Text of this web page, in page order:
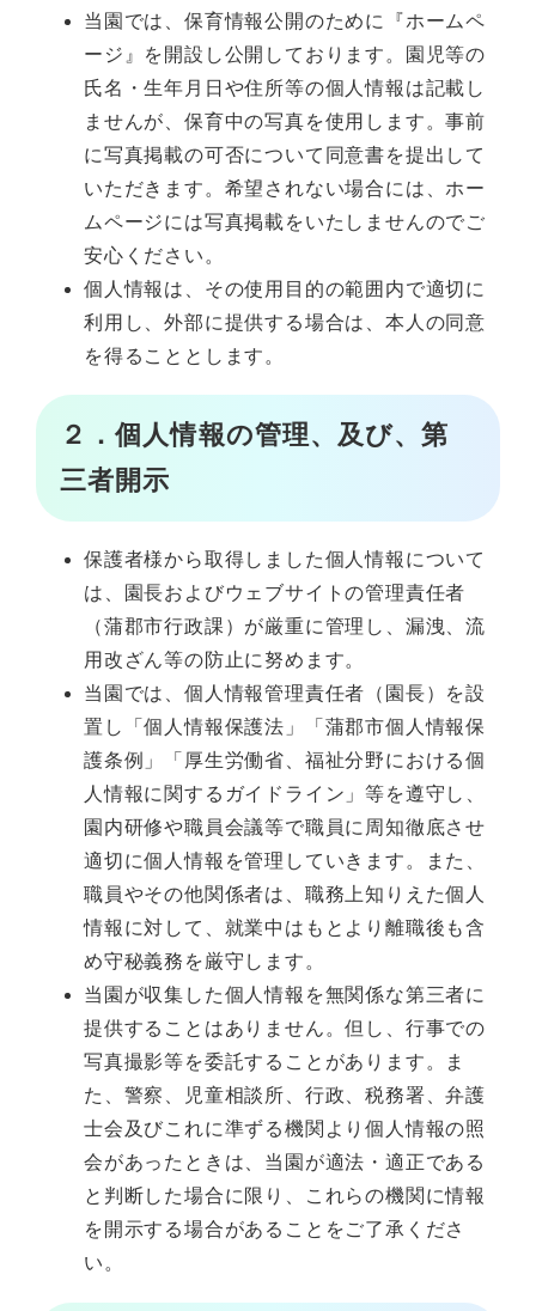
当園では、保育情報公開のために『ホームペ
ージ』を開設し公開しております。園児等の
氏名・生年月日や住所等の個人情報は記載し
ませんが、保育中の写真を使用します。事前
に写真掲載の可否について同意書を提出して
いただきます。希望されない場合には、ホー
ムページには写真掲載をいたしませんのでご
安心ください。
個人情報は、その使用目的の範囲内で適切に
利用し、外部に提供する場合は、本人の同意
を得ることとします。
２．個人情報の管理、及び、第
三者開示
保護者様から取得しました個人情報について
は、園長およびウェブサイトの管理責任者
（蒲郡市行政課）が厳重に管理し、漏洩、流
用改ざん等の防止に努めます。
当園では、個人情報管理責任者（園長）を設
置し「個人情報保護法」「蒲郡市個人情報保
護条例」「厚生労働省、福祉分野における個
人情報に関するガイドライン」等を遵守し、
園内研修や職員会議等で職員に周知徹底させ
適切に個人情報を管理していきます。また、
職員やその他関係者は、職務上知りえた個人
情報に対して、就業中はもとより離職後も含
め守秘義務を厳守します。
当園が収集した個人情報を無関係な第三者に
提供することはありません。但し、行事での
写真撮影等を委託することがあります。ま
た、警察、児童相談所、行政、税務署、弁護
士会及びこれに準ずる機関より個人情報の照
会があったときは、当園が適法・適正である
と判断した場合に限り、これらの機関に情報
を開示する場合があることをご了承くださ
い。